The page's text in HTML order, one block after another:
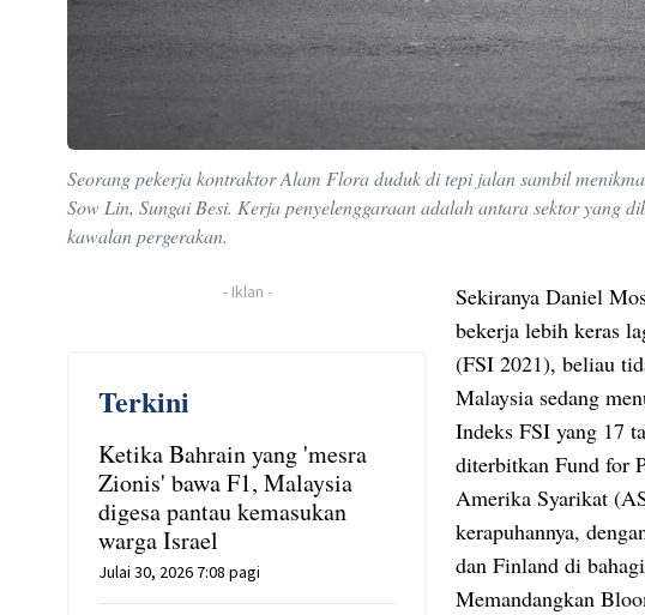
Seorang pekerja kontraktor Alam Flora duduk di tepi jalan sambil
Sow Lin, Sungai Besi. Kerja penyelenggaraan adalah antara sektor yang
kawalan pergerakan.
- Iklan -
Terkini
Ketika Bahrain yang 'mesra
Zionis' bawa F1, Malaysia
digesa pantau kemasukan
warga Israel
Julai 30, 2026 7:08 pagi
Sekiranya Daniel
bekerja lebih keras
(FSI 2021), beliau
Malaysia sedang
Indeks FSI yang 17
diterbitkan Fund for
Amerika Syarikat
kerapuhannya,
dan Finland di
Memandangkan